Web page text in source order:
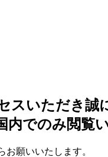
スいただき誠
内でのみ閲覧
お願いいたします。